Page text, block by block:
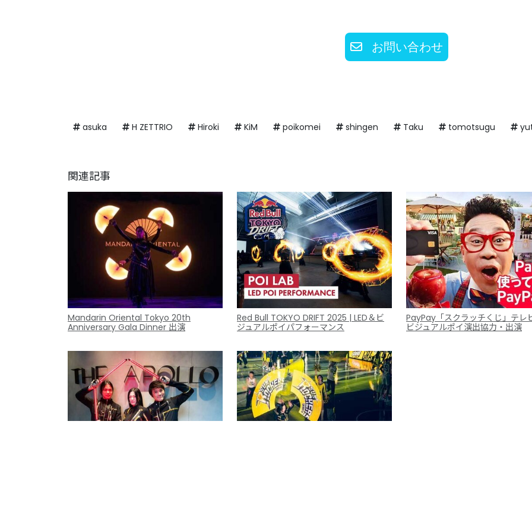
お問い合わせ
asuka H ZETTRIO Hiroki KiM poikomei shingen Taku tomotsugu
関連記事
Mandarin Oriental Tokyo 20th
Anniversary Gala Dinner 出演
Red Bull TOKYO DRIFT 2025 | LED＆ビ
ジュアルポイパフォーマンス
PayPay「スクラッチくじ」テレ
ビジュアルポイ演出協力・出演